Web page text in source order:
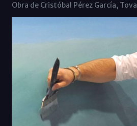
Obra de Cristóbal Pérez García, Toval